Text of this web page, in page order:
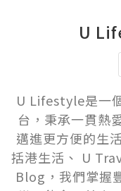
U
U Lifestyle是一
台，秉承一貫熱
邁進更方便的生
括港生活、 U
Blog，我們掌握